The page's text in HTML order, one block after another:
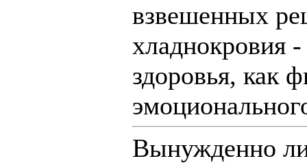
взвешенных
хладнокровия -
здоровья, как
Вынужденно